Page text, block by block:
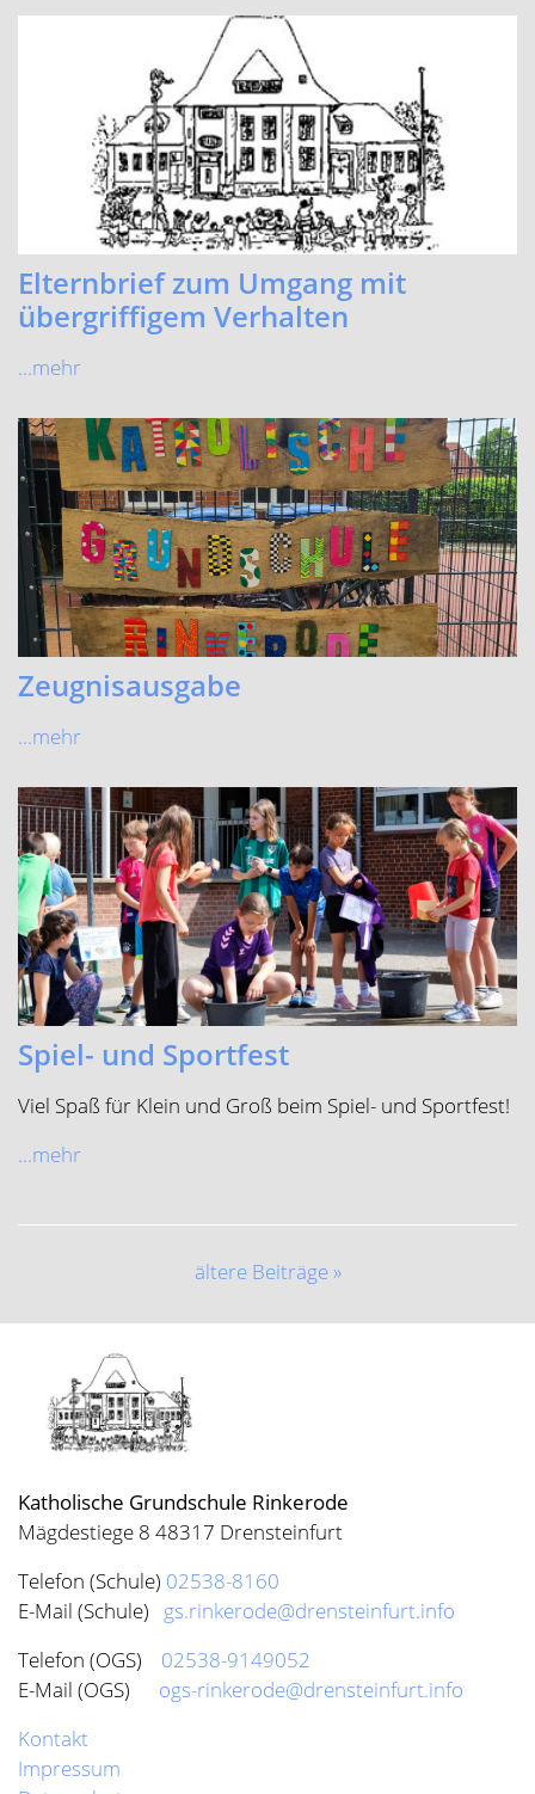
Elternbrief zum Umgang mit
übergriffigem Verhalten
...mehr
Zeugnisausgabe
...mehr
Spiel- und Sportfest
Viel Spaß für Klein und Groß beim Spiel- und Sportfest!
...mehr
ältere Beiträge »
Katholische Grundschule Rinkerode
Mägdestiege 8 48317 Drensteinfurt
Telefon (Schule) 02538-8160
E-Mail (Schule)
gs.rinkerode@drensteinfurt.info
Telefon (OGS) 02538-9149052
E-Mail (OGS) ogs-rinkerode@drensteinfurt.info
Kontakt
Impressum